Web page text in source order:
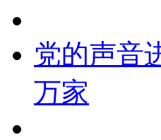
党的声音
万家